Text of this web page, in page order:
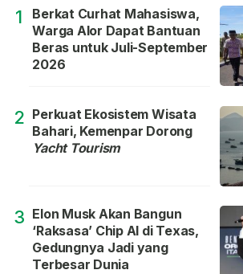
1
Berkat Curhat Mahasiswa,
Warga Alor Dapat Bantuan
Beras untuk Juli-September
2026
2 Perkuat Ekosistem Wisata
Bahari, Kemenpar Dorong
Yacht Tourism
3 Elon Musk Akan Bangun
‘Raksasa’ Chip AI di Texas,
Gedungnya Jadi yang
Terbesar Dunia